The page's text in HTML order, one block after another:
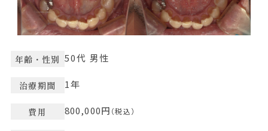
年齢・性別 50代 男性
治療期間 1年
費用 800,000円 （税込）